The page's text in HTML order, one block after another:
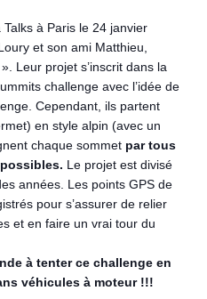
à Paris le 24 janvier
et son ami Matthieu,
Leur projet s’inscrit dans la
challenge avec l’idée de
Cependant, ils partent
en style alpin (avec un
chaque sommet par tous
Le projet est divisé
années. Les points GPS de
pour s’assurer de relier
et en faire un vrai tour du
à tenter ce challenge en
véhicules à moteur !!!